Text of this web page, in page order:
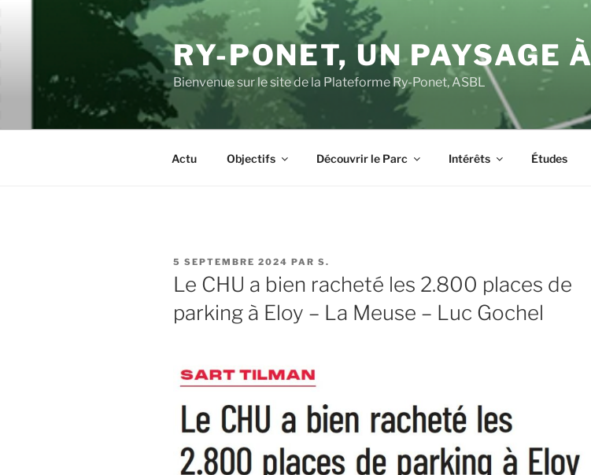
RY-PONET, UN PAYSAGE
Bienvenue sur le site de la Plateforme Ry-Ponet, ASBL
Actu Objectifs Découvrir le Parc Intérêts Études
PUBLIÉ
LE
5 SEPTEMBRE 2024 PAR S.
Le CHU a bien racheté les 2.800 places de
parking à Eloy – La Meuse – Luc Gochel